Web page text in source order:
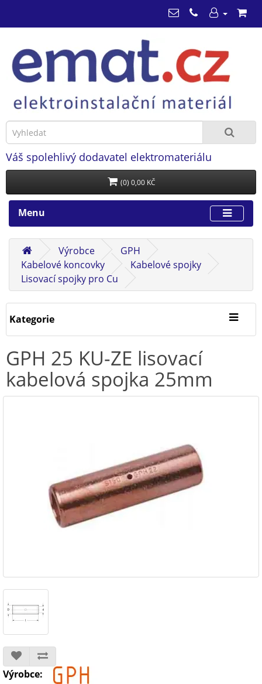
Váš spolehlivý dodavatel elektromateriálu
(0) 0,00 KČ
Menu
Výrobce
GPH
Kabelové koncovky
Kabelové spojky
Lisovací spojky pro Cu
Kategorie
GPH 25 KU-ZE lisovací
kabelová spojka 25mm
Výrobce: